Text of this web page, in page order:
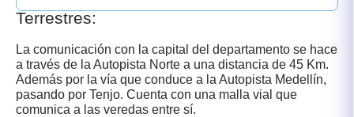
Terrestres:
La comunicación con la capital del departamento se hace
a través de la Autopista Norte a una distancia de 45 Km.
Además por la vía que conduce a la Autopista Medellín,
pasando por Tenjo. Cuenta con una malla vial que
comunica a las veredas entre sí.